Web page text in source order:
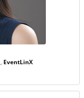
EventLinX